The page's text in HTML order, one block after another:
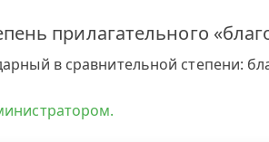
прилагательного
в сравнительной степени: